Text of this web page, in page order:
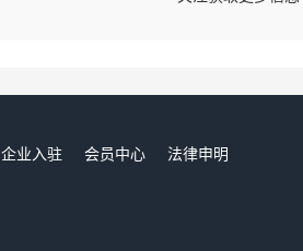
企业入驻 会员中心
法律申明